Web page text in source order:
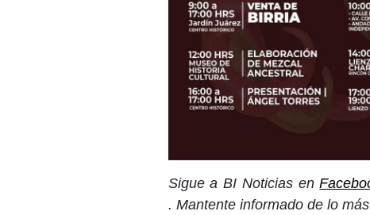
Sigue a BI Noticias en
. Mantente informado de lo